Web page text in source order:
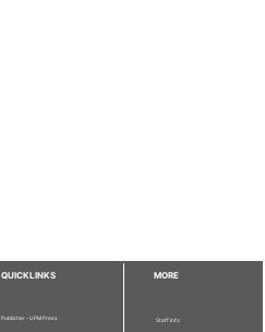
QUICKLINKS
Publisher - UPM Press
MORE
Staff Info